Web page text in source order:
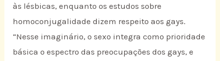
às lésbicas, enquanto os estudos sobre
homoconjugalidade dizem respeito aos gays.
“Nesse imaginário, o sexo integra como prioridade
básica o espectro das preocupações dos gays, e